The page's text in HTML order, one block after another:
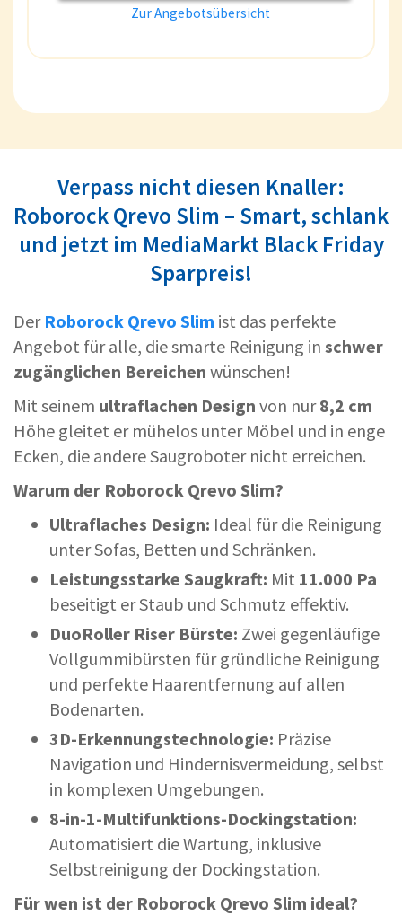
Zur Angebotsübersicht
Verpass nicht diesen Knaller:
Roborock Qrevo Slim – Smart, schlank
und jetzt im MediaMarkt Black Friday
Sparpreis!
Der Roborock Qrevo Slim ist das perfekte
Angebot für alle, die smarte Reinigung in schwer
zugänglichen Bereichen wünschen!
Mit seinem ultraflachen Design von nur8,2 cm
Höhe gleitet er mühelos unter Möbel und in enge
Ecken, die andere Saugroboter nicht erreichen.
Warum der Roborock Qrevo Slim?
Ultraflaches Design: Ideal für die Reinigung
unter Sofas, Betten und Schränken.
Leistungsstarke Saugkraft: Mit 11.000 Pa
beseitigt er Staub und Schmutz effektiv.
DuoRoller Riser Bürste: Zwei gegenläufige
Vollgummibürsten für gründliche Reinigung
und perfekte Haarentfernung auf allen
Bodenarten.
3D-Erkennungstechnologie: Präzise
Navigation und Hindernisvermeidung, selbst
in komplexen Umgebungen.
8-in-1-Multifunktions-Dockingstation:
Automatisiert die Wartung, inklusive
Selbstreinigung der Dockingstation.
Für wen ist der Roborock Qrevo Slim ideal?